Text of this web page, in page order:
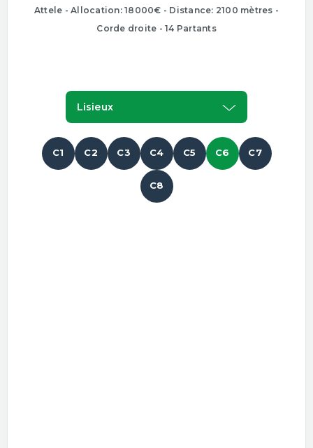
Attele - Allocation: 18000€ - Distance: 2100 mètres -
Corde droite - 14 Partants
Lisieux
C1 C2 C3 C4 C5 C6 C7
C8